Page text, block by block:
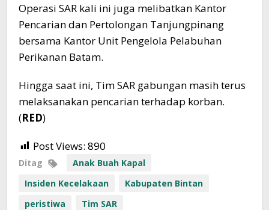
Operasi SAR kali ini juga melibatkan Kantor
Pencarian dan Pertolongan Tanjungpinang
bersama Kantor Unit Pengelola Pelabuhan
Perikanan Batam.
Hingga saat ini, Tim SAR gabungan masih terus
melaksanakan pencarian terhadap korban.
(RED)
Post Views: 890
Ditag
Anak Buah Kapal
Insiden Kecelakaan
Kabupaten Bintan
peristiwa
Tim SAR